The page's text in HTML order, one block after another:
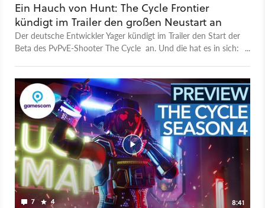
Ein Hauch von Hunt: The Cycle Frontier
kündigt im Trailer den großen Neustart an
Der deutsche Entwickler Yager kündigt im Trailer den Start der
Beta des PvPvE-Shooter The Cycle an. Und die hat es in sich:
verlieren könnt. Passend dazu heißt das Spiel jetzt The Cycle:
Frontier. Alles in allem erinnert der Mix aus Ressourcenjagd,
PvE-Kampf und PvP-Gefechten noch mehr an
den erfolgreiche Crytek-Shooter Hunt Showdown, wo
ebenfalls der Verlust der Ausrüstung droht. Wenn ihr die große
Überarbeitung selbst ausprobieren wollt, könnt ihr euch auf
Steam und im Epic Games Store für den Playtest bewerben,
der bereits läuft. Bei unserem Versuch haben wir binnen
Minuten eine Zusage bekommen und konnten The Cycle:
Frontier direkt downloaden.
7 4
8:41